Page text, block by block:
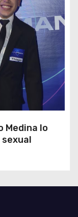
Medina lo